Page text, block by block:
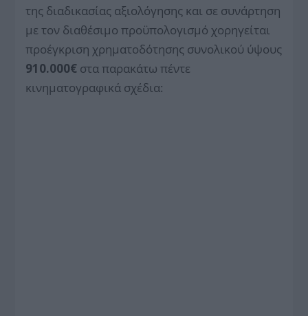
της διαδικασίας αξιολόγησης και σε συνάρτηση
με τον διαθέσιμο προϋπολογισμό χορηγείται
προέγκριση χρηματοδότησης συνολικού ύψους
910.000€ στα παρακάτω πέντε
κινηματογραφικά σχέδια: